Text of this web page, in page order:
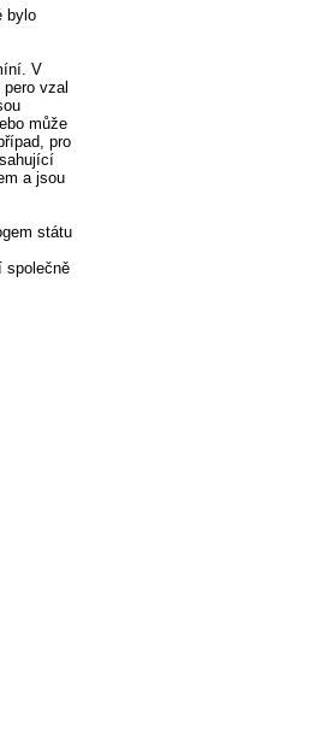
bylo
V
vzal
může
pro
a jsou
státu
společně